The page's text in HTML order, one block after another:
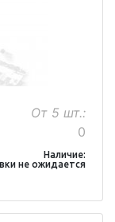
От 5 шт.:
0
Наличие:
не ожидается